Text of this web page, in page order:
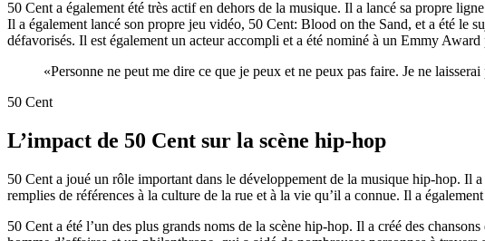
50 Cent a également été très actif en dehors de la musique. Il a lancé sa propre
Il a également lancé son propre jeu vidéo, 50 Cent: Blood on the Sand, et a été le
défavorisés. Il est également un acteur accompli et a été nominé à un Emmy
«Personne ne peut me dire ce que je peux et ne peux pas faire. Je ne
50 Cent
L’impact de 50 Cent sur la scène hip-hop
50 Cent a joué un rôle important dans le développement de la musique hip-hop. Il
remplies de références à la culture de la rue et à la vie qu’il a connue. Il a
50 Cent a été l’un des plus grands noms de la scène hip-hop. Il a créé des